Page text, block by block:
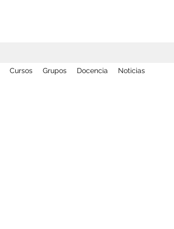
Cursos Grupos Docencia Noticias